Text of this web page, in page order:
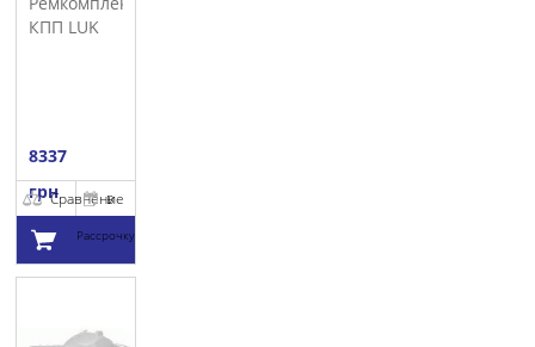
КПП LUK
8337
грнСравнение
В
Рассрочку
корзину